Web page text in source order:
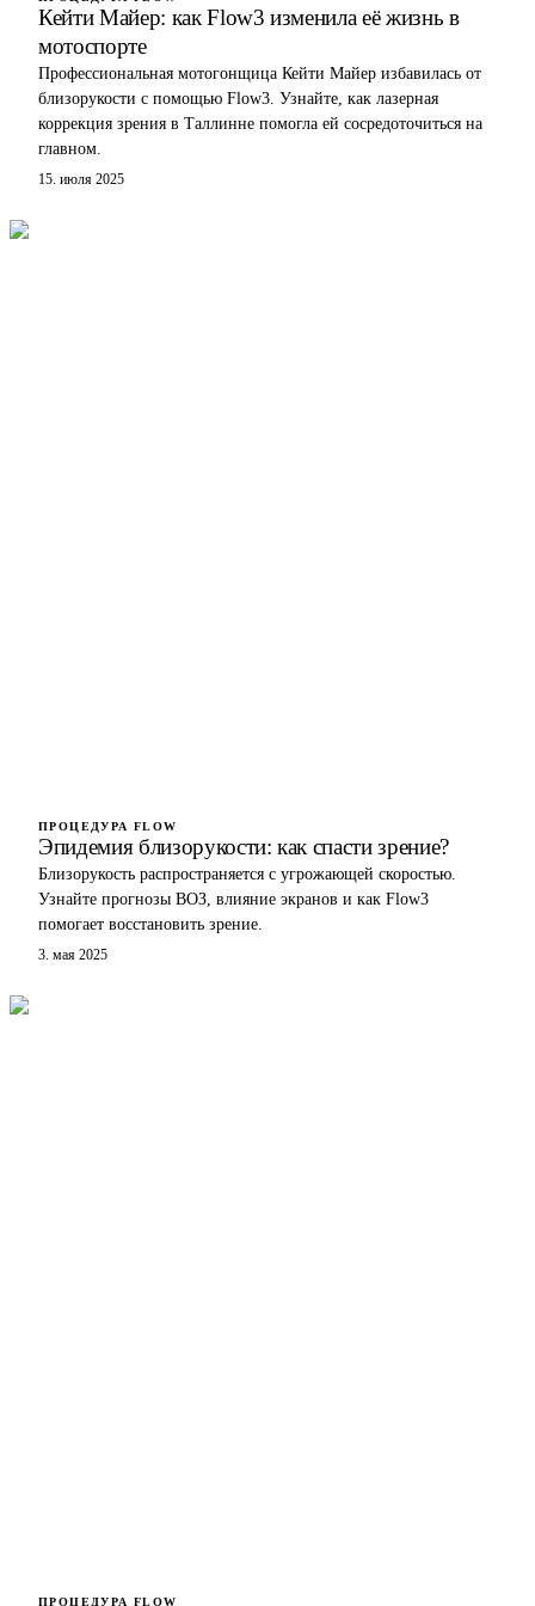
Кейти Майер: как Flow3 изменила её жизнь в
мотоспорте
Профессиональная мотогонщица Кейти Майер избавилась от
близорукости с помощью Flow3. Узнайте, как лазерная
коррекция зрения в Таллинне помогла ей сосредоточиться на
главном.
15. июля 2025
ПРОЦЕДУРА FLOW
Эпидемия близорукости: как спасти зрение?
Близорукость распространяется с угрожающей скоростью.
Узнайте прогнозы ВОЗ, влияние экранов и как Flow3
помогает восстановить зрение.
3. мая 2025
ПРОЦЕДУРА FLOW